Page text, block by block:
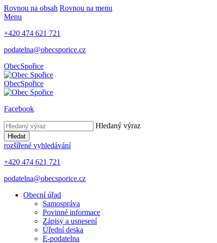
Rovnou na obsah Rovnou na menu
Menu
+420 474 621 721
podatelna@obecsporice.cz
ObecSpořice
ObecSpořice
Facebook
Hledaný výraz
Hledat
rozšířené vyhledávání
+420 474 621 721
podatelna@obecsporice.cz
Obecní úřad
Samospráva
Povinné informace
Zápisy a usnesení
Úřední deska
E-podatelna